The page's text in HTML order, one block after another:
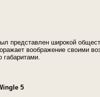
представлен широкой
воображение своими
габаритами.
5